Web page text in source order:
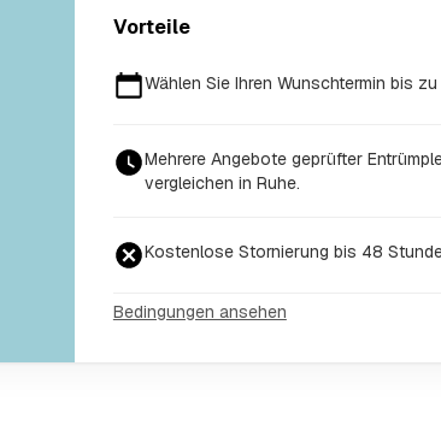
Vorteile
Wählen Sie Ihren Wunschtermin bis
Mehrere Angebote geprüfter
vergleichen in Ruhe.
Kostenlose Stornierung bis 48
Bedingungen ansehen